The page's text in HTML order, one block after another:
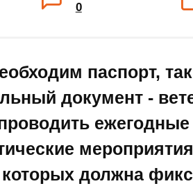
0
паспорт,
документ -
ежегодные
должна